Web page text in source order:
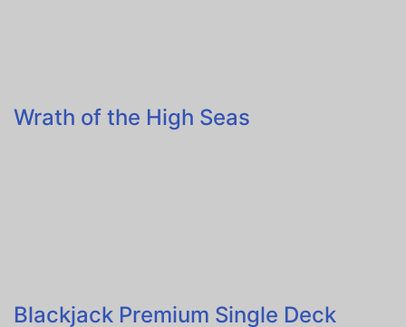
Wrath of the High Seas
Blackjack Premium Single Deck